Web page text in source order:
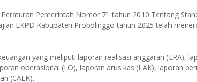
Pemerintah Nomor 71 tahun 2010 Tentang
LKPD Kabupaten Probolinggo tahun 2025 telah
yang meliputi laporan realisasi anggaran (LRA),
operasional (LO), laporan arus kas (LAK), laporan
(CALK).